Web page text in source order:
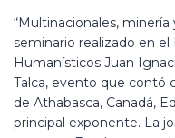
“Multinacionales,
seminario realizado en
Humanísticos Juan
Talca, evento que contó
de Athabasca, Canadá,
principal exponente. La